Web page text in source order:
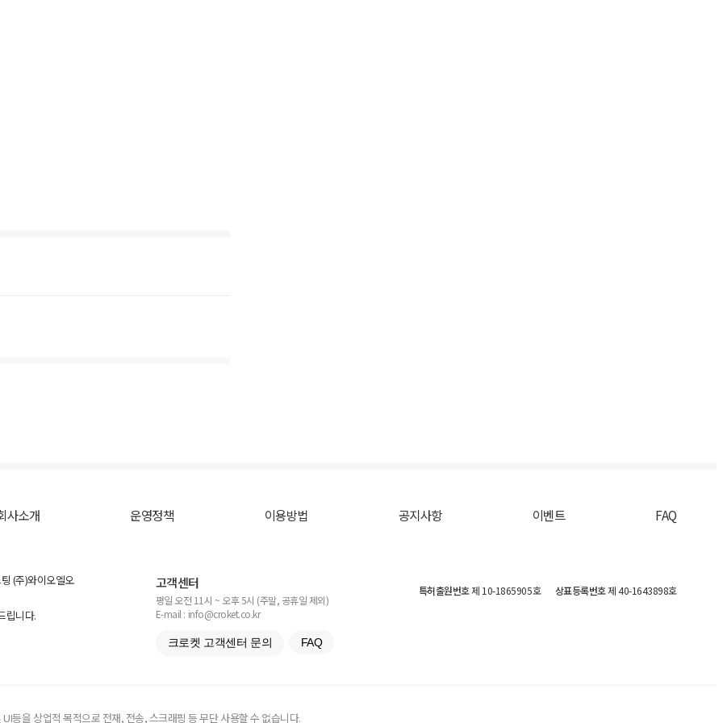
사소개 운영정책 이용방법 공지사항 이벤트 FAQ
(주)와이오엘오
립니다.
고객센터
평일 오전 11시 ~ 오후 5시 (주말, 공휴일 제외)
E-mail : info@croket.co.kr
크로켓 고객센터 문의 FAQ
특허출원번호제 10-1865905호 상표등록번호제 40-1643898호
등을 상업적 목적으로 전재, 전송, 스크래핑 등 무단 사용할 수 없습니다.